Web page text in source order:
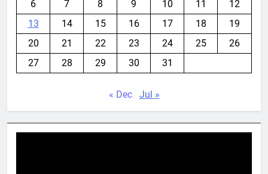
6
7 8 9 10 11
12
13
14 15 16 17 18
19
20
21 22 23 24 25
26
27
28 29 30 31
« Dec Jul »